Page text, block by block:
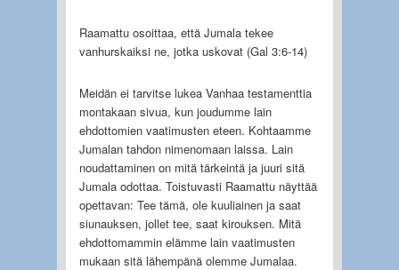
Raamattu osoittaa, että Jumala tekee
vanhurskaiksi ne, jotka uskovat (Gal 3:6-14)
Meidän ei tarvitse lukea Vanhaa testamenttia
montakaan sivua, kun joudumme lain
ehdottomien vaatimusten eteen. Kohtaamme
Jumalan tahdon nimenomaan laissa. Lain
noudattaminen on mitä tärkeintä ja juuri sitä
Jumala odottaa. Toistuvasti Raamattu näyttää
opettavan: Tee tämä, ole kuuliainen ja saat
siunauksen, jollet tee, saat kirouksen. Mitä
ehdottomammin elämme lain vaatimusten
mukaan sitä lähempänä olemme Jumalaa.